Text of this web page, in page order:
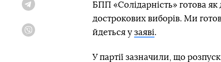
БПП «Солідарність» готова
дострокових виборів. Ми
йдеться у заяві.
У партії зазначили, що